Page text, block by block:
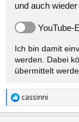
und auch
YouTube-
Ich bin damit
werden. Dabei
übermittelt
R
e
cassinni